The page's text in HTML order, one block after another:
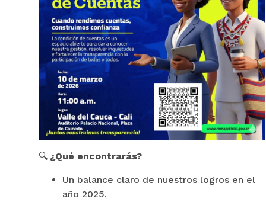
🔍 ¿Qué encontrarás?
Un balance claro de nuestros logros en el
año 2025.